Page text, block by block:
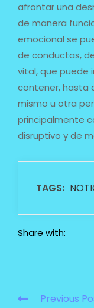
afrontar una
de manera
emocional se
de conductas,
vital, que puede
contener, hasta
mismo u otra
principalmente
disruptivo y de
TAGS:
Share with:
Previous